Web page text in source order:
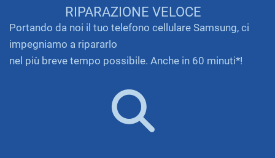
RIPARAZIONE VELOCE
Portando da noi il tuo telefono cellulare Samsung, ci
impegniamo a ripararlo
nel più breve tempo possibile. Anche in 60 minuti*!